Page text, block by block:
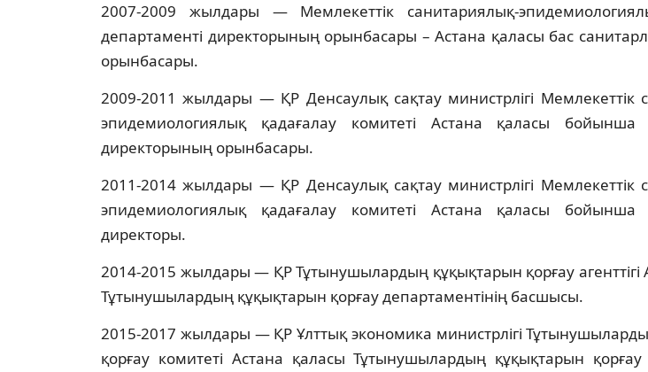
2007-2009 жылдары — Мемлекеттік санитариялық-
департаменті директорының орынбасары – Астана қаласы бас
орынбасары.
2009-2011 жылдары — ҚР Денсаулық сақтау министрлігі Мемлекеттік
эпидемиологиялық қадағалау комитеті Астана қаласы бойынша
директорының орынбасары.
2011-2014 жылдары — ҚР Денсаулық сақтау министрлігі Мемлекеттік
эпидемиологиялық қадағалау комитеті Астана қаласы бойынша
директоры.
2014-2015 жылдары — ҚР Тұтынушылардың құқықтарын қорғау агенттігі
Тұтынушылардың құқықтарын қорғау департаментінің басшысы.
2015-2017 жылдары — ҚР Ұлттық экономика министрлігі
қорғау комитеті Астана қаласы Тұтынушылардың құқықтарын қорғау